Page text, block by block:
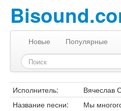
Новые Популярные
Исполнитель:
Вячеслав
Название песни:
Мы